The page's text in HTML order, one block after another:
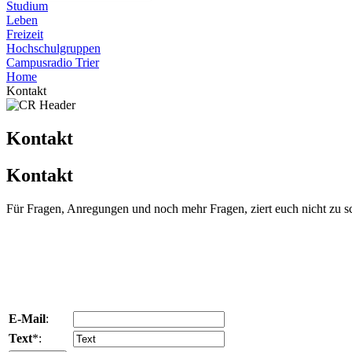
Studium
Leben
Freizeit
Hochschulgruppen
Campusradio Trier
Home
Kontakt
Kontakt
Kontakt
Für Fragen, Anregungen und noch mehr Fragen, ziert euch nicht zu
E-Mail:
Text*: